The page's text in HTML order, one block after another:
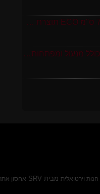
עמוד סימון גמיש 75 ס''מ ECO תוצרת אירופה
מחסום חניה פרטי כולל מנעול ומפתחות גובה 70 ס"מ
חנות וירטואלית מבית SRV אחסון